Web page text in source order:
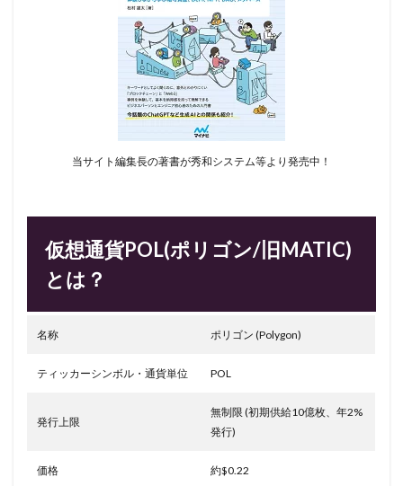
当サイト編集長の著書が秀和システム等より発売中！
仮想通貨POL(ポリゴン/旧MATIC)
とは？
名称 ポリゴン (Polygon)
ティッカーシンボル・通貨単位 POL
発行上限
無制限 (初期供給10億枚、年2%
発行)
価格 約$0.22